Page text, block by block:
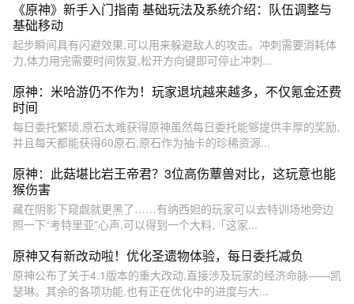
《原神》新手入门指南 基础玩法及系统介绍：队伍调整与
基础移动
起步瞬间具有闪避效果,可以用来躲避敌人的攻击。冲刺需要消耗体
力,体力用完需要时间恢复,松开方向键即可停止冲刺...
原神：米哈游仍不作为！玩家退坑越来越多，不仅氪金还费
时间
每日委托繁琐,原石太难获得原神虽然每日委托能够提供丰厚的奖励,
并且每天都能获得60原石,原石作为抽卡的珍稀资源...
原神：此菇堪比岩王帝君？3位高伤蕈兽对比，这玩意也能
猴伤害
藏在阴影下窥觑就更黑了……有纳西妲的玩家可以去特训场地旁边
照一下“考特里亚”心声,可以得到一个大料,「这家...
原神又有新改动啦！优化圣遗物体验，每日委托减负
原神公布了关于4.1版本的重大改动,直接涉及玩家的经济命脉——凯
瑟琳。其余的各项功能,也有正在优化中的进度与大...